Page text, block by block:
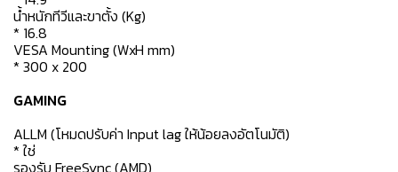
น้ำหนักทีวีและขาตั้ง (Kg)
* 16.8
VESA Mounting (WxH mm)
* 300 x 200
GAMING
ALLM (โหมดปรับค่า Input lag ให้น้อยลงอัตโนมัติ)
* ใช่
รองรับ FreeSync (AMD)